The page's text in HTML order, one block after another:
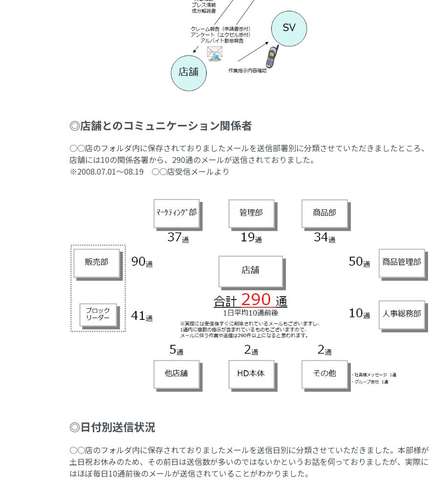
◎店舗とのコミュニケーション関係者
○○店のフォルダ内に保存されておりましたメールを送信部署別に分類させていただきましたところ、
店舗には10の関係各署から、290通のメールが送信されておりました。
※2008.07.01～08.19 ○○店受信メールより
◎日付別送信状況
○○店のフォルダ内に保存されておりましたメールを送信日別に分類させていただきました。本部様が
土日祝お休みのため、その前日は送信数が多いのではないかというお話を伺っておりましたが、実際に
はほぼ毎日10通前後のメールが送信されていることがわかりました。